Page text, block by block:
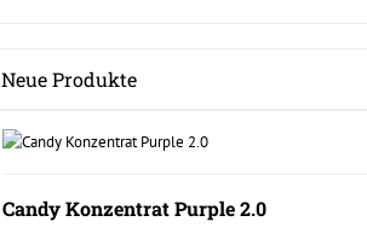
Neue Produkte
Candy Konzentrat Purple 2.0